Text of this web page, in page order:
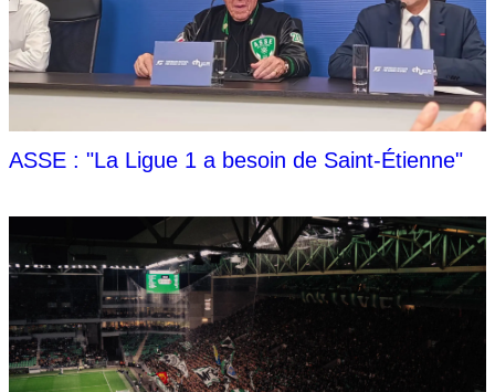
ASSE : "La Ligue 1 a besoin de Saint-Étienne"